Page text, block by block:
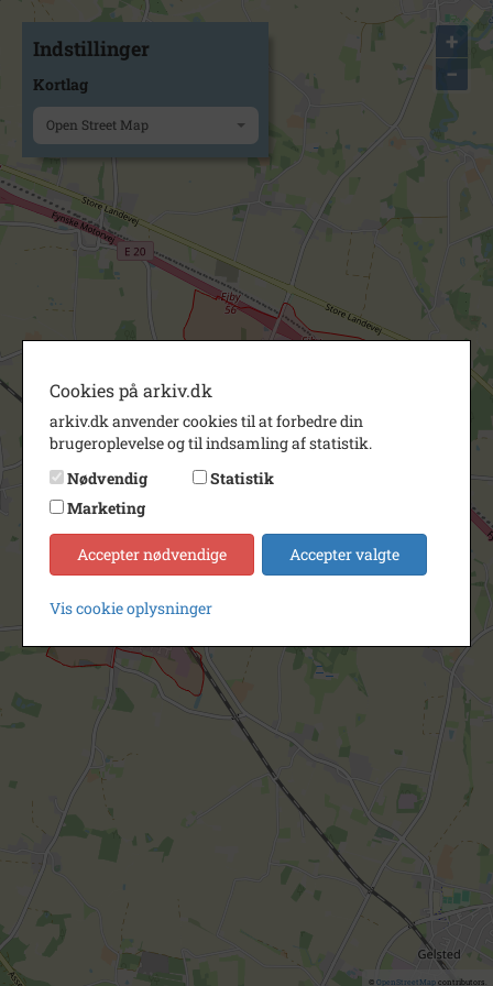
+
−
© OpenStreetMapcontributors.
Indstillinger
Kortlag
Open Street Map
Cookies på arkiv.dk
arkiv.dk anvender cookies til at forbedre din
brugeroplevelse og til indsamling af statistik.
Nødvendig
Statistik
Marketing
Accepter nødvendige Accepter valgte
Vis cookie oplysninger